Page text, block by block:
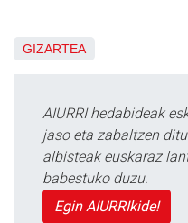
GIZARTEA
AIURRI hedabideak
jaso eta zabaltzen
albisteak euskaraz
babestuko duzu.
Egin AIURRIkide!